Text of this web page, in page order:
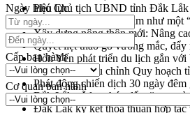
Phó Chủ tịch UBND tỉnh Đắk Lắk
Định vị cà phê Việt Nam như một
Xây dựng nông thôn mới: Nâng
Quyết liệt tháo gỡ vướng mắc,
Hòn Yến phát triển du lịch gắn với
Lấy ý kiến điều chỉnh Quy hoạch
Phát động chiến dịch 30 ngày
Đắk Lắk nỗ lực thúc đẩy tăng
Đắk Lắk ký kết thỏa thuận hợp
Ngày hiệu lực
Cấp ban hành
Cơ quan ban hành